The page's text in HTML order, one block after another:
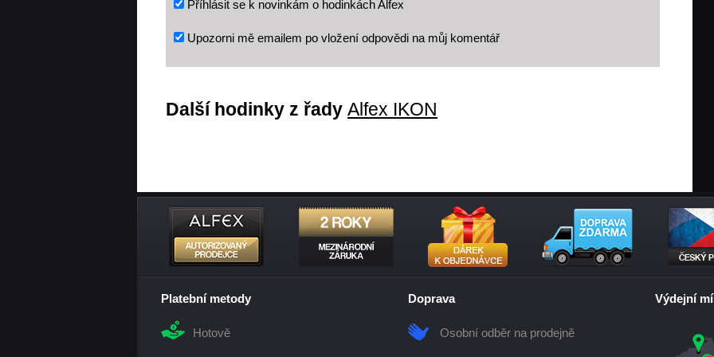
Příhlásit se k novinkám o hodinkách Alfex
Upozorni mě emailem po vložení odpovědi na můj komentář
Další hodinky z řady Alfex IKON
Platební metody
Hotově
Doprava
Osobní odběr na prodejně
Výdejní